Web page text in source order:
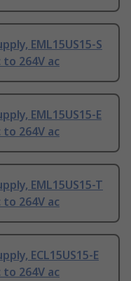
EML15US15-S
to 264V ac
EML15US15-E
to 264V ac
EML15US15-T
to 264V ac
ECL15US15-E
to 264V ac